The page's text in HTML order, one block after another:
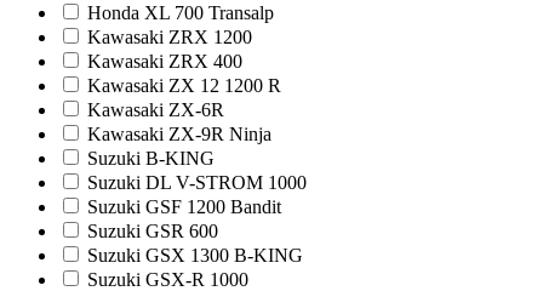
Honda XL 700 Transalp
Kawasaki ZRX 1200
Kawasaki ZRX 400
Kawasaki ZX 12 1200 R
Kawasaki ZX-6R
Kawasaki ZX-9R Ninja
Suzuki B-KING
Suzuki DL V-STROM 1000
Suzuki GSF 1200 Bandit
Suzuki GSR 600
Suzuki GSX 1300 B-KING
Suzuki GSX-R 1000